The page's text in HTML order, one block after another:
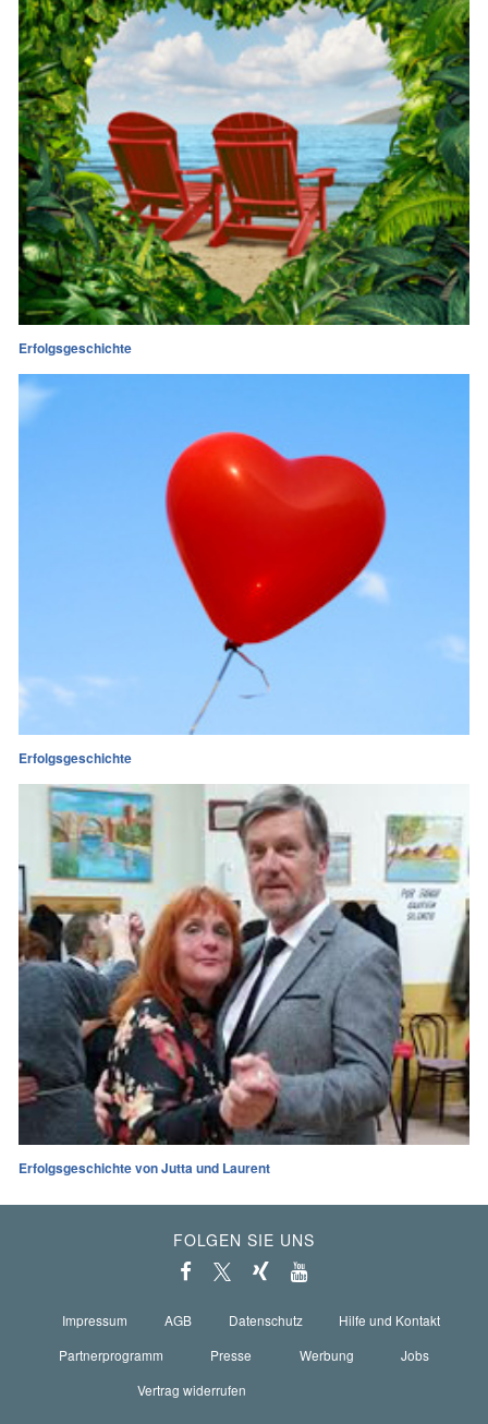
Erfolgsgeschichte
Erfolgsgeschichte
Erfolgsgeschichte von Jutta und Laurent
FOLGEN SIE UNS
Impressum AGB Datenschutz
Hilfe und Kontakt
Partnerprogramm
Presse Werbung
Jobs
Vertrag widerrufen